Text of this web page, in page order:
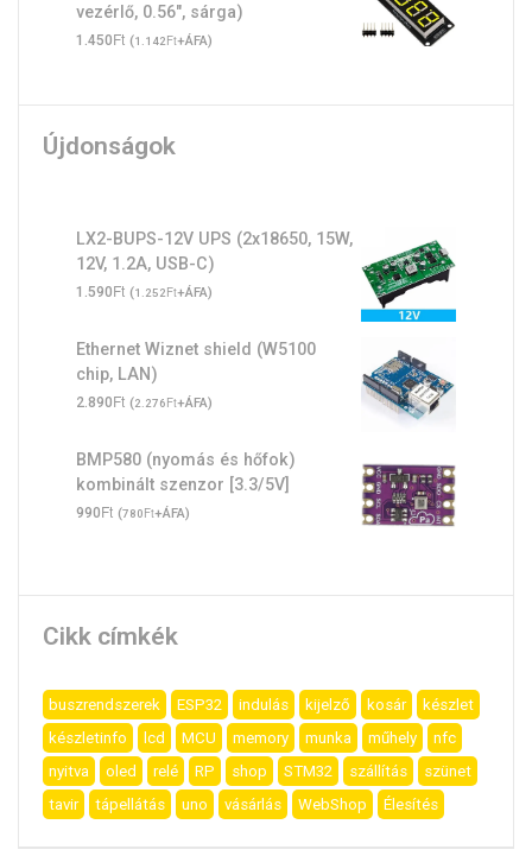
vezérlő, 0.56", sárga)
1.450Ft (1.142Ft+ÁFA)
Újdonságok
LX2-BUPS-12V UPS (2x18650, 15W,
12V, 1.2A, USB-C)
1.590Ft (1.252Ft+ÁFA)
Ethernet Wiznet shield (W5100
chip, LAN)
2.890Ft (2.276Ft+ÁFA)
BMP580 (nyomás és hőfok)
kombinált szenzor [3.3/5V]
990Ft (780Ft+ÁFA)
Cikk címkék
buszrendszerek ESP32 indulás kijelző kosár
készlet
készletinfo
lcd MCU memory munka műhely
nfc
nyitva
oled relé RP shop STM32 szállítás
szünet
tavir
tápellátás uno vásárlás WebShop Élesítés